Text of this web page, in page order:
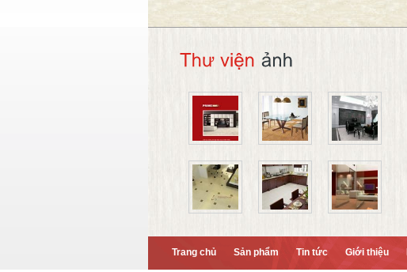
Trang chủ Sản phẩm Tin tức Giới thiệu